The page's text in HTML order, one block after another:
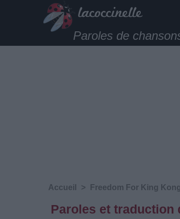
Paroles de
Accueil > Freedom For King Kong
Paroles et traduction